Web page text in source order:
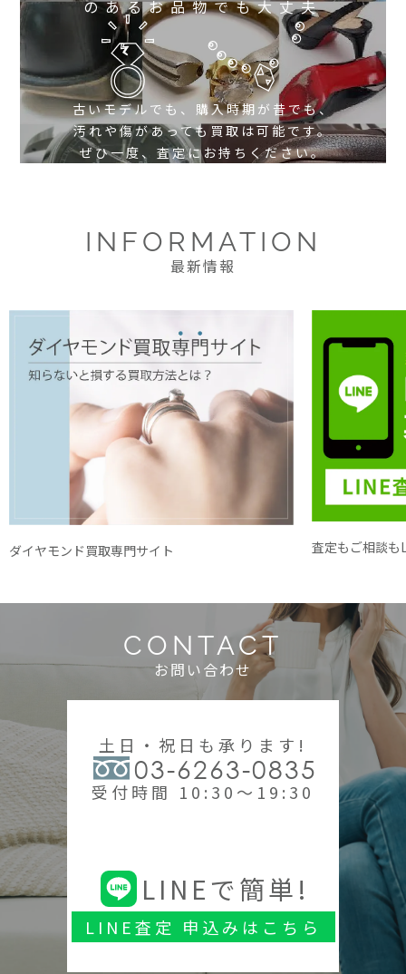
のあるお品物でも大丈夫
古いモデルでも、購入時期が昔でも、
汚れや傷があっても買取は可能です。
ぜひ一度、査定にお持ちください。
INFORMATION
最新情報
ダイヤモンド買取専門サイト 査定もご相談も
CONTACT
お問い合わせ
土日・祝日も承ります!
03-6263-0835
受付時間 10:30～19:30
LINEで簡単!
LINE査定 申込みはこちら